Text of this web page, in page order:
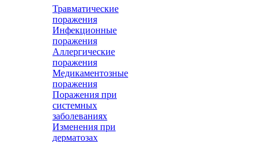
Травматические
поражения
Инфекционные
поражения
Аллергические
поражения
Медикаментозные
поражения
Поражения при
системных
заболеваниях
Изменения при
дерматозах